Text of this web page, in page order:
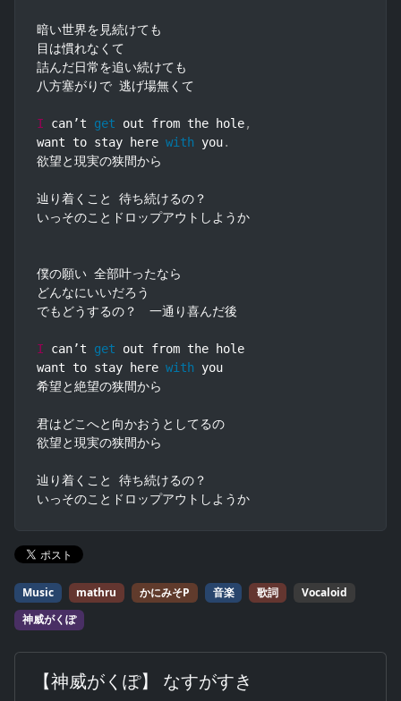
暗い世界を見続けても
目は慣れなくて
詰んだ日常を追い続けても
八方塞がりで 逃げ場無くて
I can’t get out from the hole,
want to stay here with you.
欲望と現実の狭間から
辿り着くこと 待ち続けるの？
いっそのことドロップアウトしようか
僕の願い 全部叶ったなら
どんなにいいだろう
でもどうするの？　一通り喜んだ後
I can’t get out from the hole
want to stay here with you
希望と絶望の狭間から
君はどこへと向かおうとしてるの
欲望と現実の狭間から
辿り着くこと 待ち続けるの？
いっそのことドロップアウトしようか
Music mathru かにみそP 音楽 歌詞
Vocaloid
神威がくぽ
【神威がくぽ】 なすがすき